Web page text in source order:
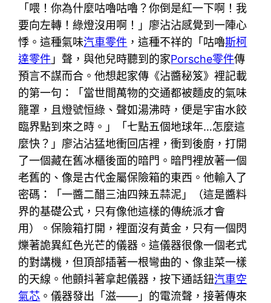
「喂！你為什麼咕嚕咕嚕？你倒是紅一下啊！我
要向左轉！綠燈沒用啊！」廖沾沾感覺到一陣心
悸。這種氣味汽車零件 ，這種不祥的「咕嚕斯柯
達零件 」聲，與他兒時聽到的家Porsche零件傳
預言不謀而合。他想起家傳《沾醬秘笈》裡記載
的第一句：「當世間萬物的交通都被麵皮的氣味
籠罩，且燈號恒綠、聲如湯沸時，便是宇宙水餃
臨界點到來之時。」「七點五個地球年…怎麼這
麼快？」廖沾沾猛地衝回店裡，衝到後廚，打開
了一個藏在舊冰櫃後面的暗門。暗門裡放著一個
老舊的、像是古代金屬保險箱的東西。他輸入了
密碼：「一醬二醋三油四辣五蒜泥」（這是醬料
界的基礎公式，只有像他這樣的傳統派才會
用）。保險箱打開，裡面沒有黃金，只有一個閃
爍著詭異紅色光芒的儀器。這儀器很像一個老式
的對講機，但頂部插著一根彎曲的、像韭菜一樣
的天線。他顫抖著拿起儀器，按下通話鈕汽車空
氣芯 。儀器發出「滋——」的電流聲，接著傳來